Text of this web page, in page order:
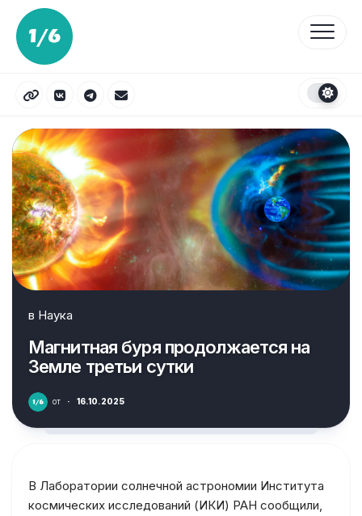
Перейти
содержанию
в Наука
Магнитная буря продолжается на
Земле третьи сутки
от · 16.10.2025
В Лаборатории солнечной астрономии Института
космических исследований (ИКИ) РАН сообщили,